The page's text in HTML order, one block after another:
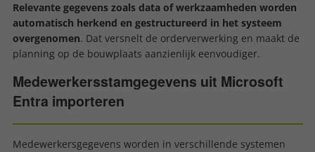
Relevante gegevens zoals data of werkzaamheden worden
automatisch herkend en gestructureerd in het systeem
overgenomen. Dat versnelt de orderverwerking en maakt de
planning op de bouwplaats aanzienlijk eenvoudiger.
Medewerkersstamgegevens uit Microsoft
Entra importeren
Medewerkersgegevens worden in verschillende systemen